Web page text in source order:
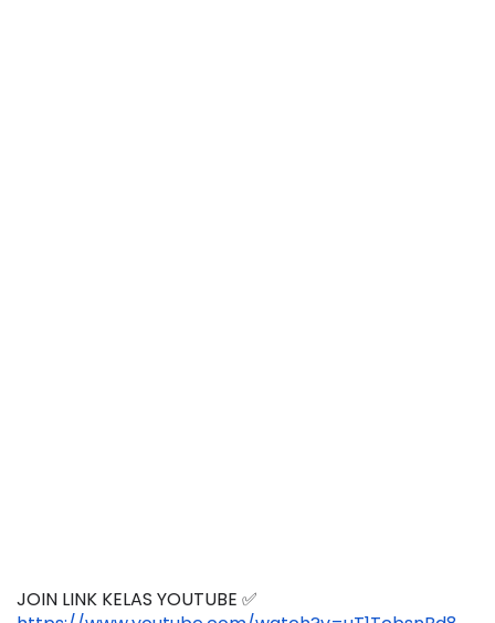
JOIN LINK KELAS YOUTUBE ✅